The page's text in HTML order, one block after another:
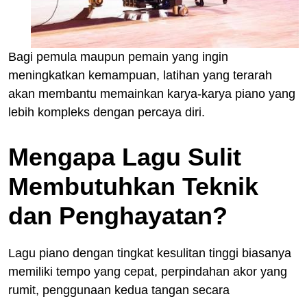
Bagi pemula maupun pemain yang ingin
meningkatkan kemampuan, latihan yang terarah
akan membantu memainkan karya-karya piano yang
lebih kompleks dengan percaya diri.
Mengapa Lagu Sulit
Membutuhkan Teknik
dan Penghayatan?
Lagu piano dengan tingkat kesulitan tinggi biasanya
memiliki tempo yang cepat, perpindahan akor yang
rumit, penggunaan kedua tangan secara